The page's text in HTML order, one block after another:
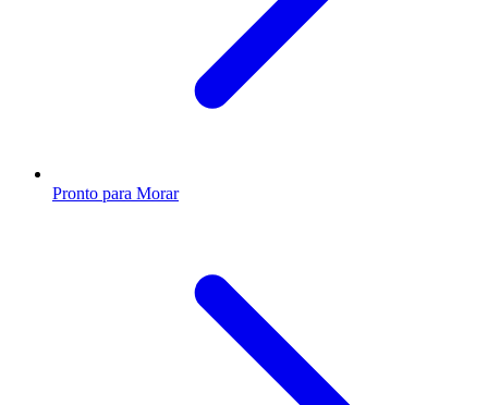
Pronto para Morar